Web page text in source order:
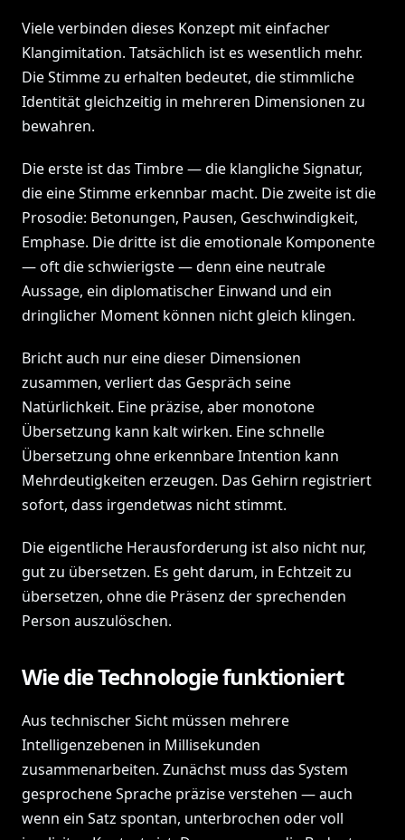
Viele verbinden dieses Konzept mit einfacher
Klangimitation. Tatsächlich ist es wesentlich mehr.
Die Stimme zu erhalten bedeutet, die stimmliche
Identität gleichzeitig in mehreren Dimensionen zu
bewahren.
Die erste ist das Timbre — die klangliche Signatur,
die eine Stimme erkennbar macht. Die zweite ist die
Prosodie: Betonungen, Pausen, Geschwindigkeit,
Emphase. Die dritte ist die emotionale Komponente
— oft die schwierigste — denn eine neutrale
Aussage, ein diplomatischer Einwand und ein
dringlicher Moment können nicht gleich klingen.
Bricht auch nur eine dieser Dimensionen
zusammen, verliert das Gespräch seine
Natürlichkeit. Eine präzise, aber monotone
Übersetzung kann kalt wirken. Eine schnelle
Übersetzung ohne erkennbare Intention kann
Mehrdeutigkeiten erzeugen. Das Gehirn registriert
sofort, dass irgendetwas nicht stimmt.
Die eigentliche Herausforderung ist also nicht nur,
gut zu übersetzen. Es geht darum, in Echtzeit zu
übersetzen, ohne die Präsenz der sprechenden
Person auszulöschen.
Wie die Technologie funktioniert
Aus technischer Sicht müssen mehrere
Intelligenzebenen in Millisekunden
zusammenarbeiten. Zunächst muss das System
gesprochene Sprache präzise verstehen — auch
wenn ein Satz spontan, unterbrochen oder voll